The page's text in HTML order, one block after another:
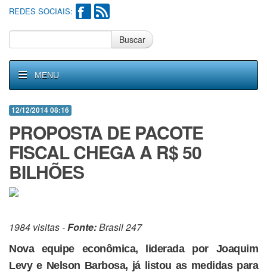
REDES SOCIAIS:
Buscar
MENU
12/12/2014 08:16
PROPOSTA DE PACOTE
FISCAL CHEGA A R$ 50
BILHÕES
1984 visitas -Fonte:Brasil 247
Nova equipe econômica, liderada por Joaquim
Levy e Nelson Barbosa, já listou as medidas para